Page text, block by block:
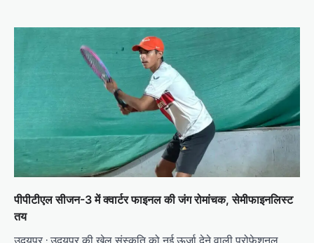
पीपीटीएल सीजन-3 में क्वार्टर फाइनल की जंग रोमांचक, सेमीफाइनलिस्ट
तय